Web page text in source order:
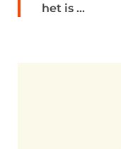
het is ...